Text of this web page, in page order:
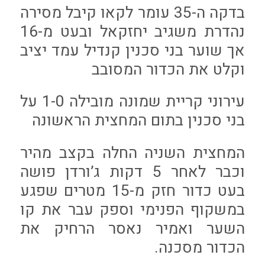
בדקה ה-35 עומר לקאו קיבל מסירה
נהדרת משגיב יחזקאל ובעט מ-16
אך שוער בני סכנין קנדיל עמד יציב
וקלט את הכדור המסובב
עירוני קריית שמונה מובילה 1-0 על
בני סכנין בתום המחצית הראשונה
המחצית השניה החלה בקצב מהיר
וכבר לאחר 5 דקות ג’ורדן פושה
בעט כדור חזק מ-15 מטרים שפגע
במשקוף הפנימי וספק עבר את קו
השער ואמיר נאסר הרחיק את
הכדור מסכנה.